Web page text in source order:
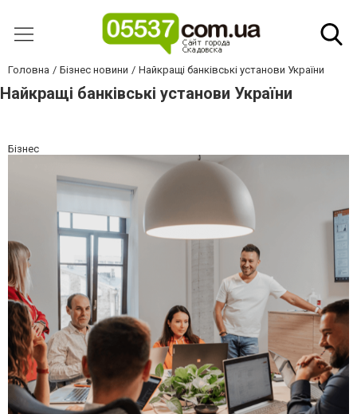
Головна Бізнес новини Найкращі банківські установи України
Найкращі банківські установи України
Бізнес